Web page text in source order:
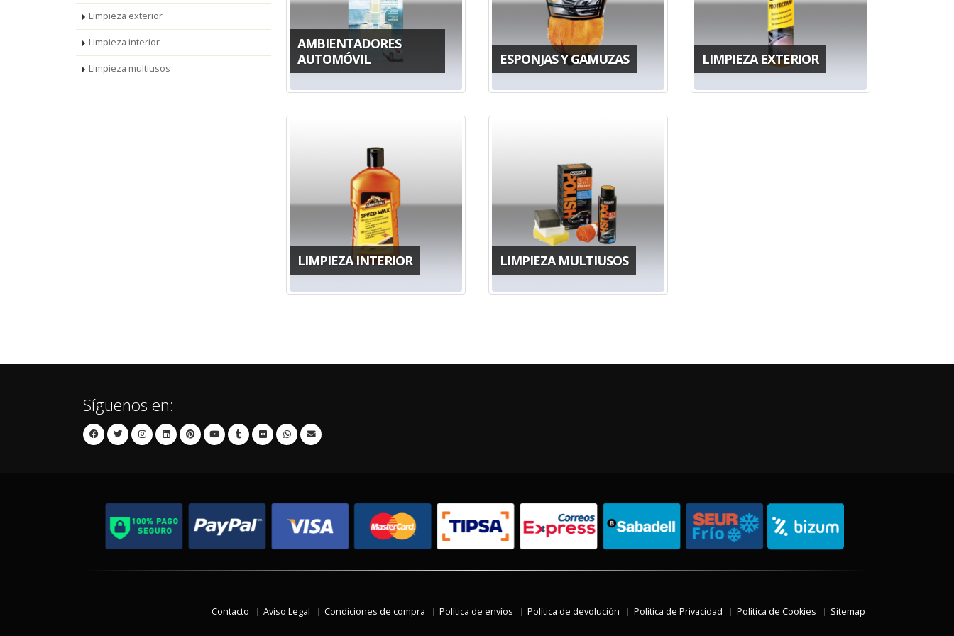
Limpieza exterior
Limpieza interior
Limpieza multiusos
AMBIENTADORES
AUTOMÓVIL
ESPONJAS Y GAMUZAS LIMPIEZA EXTERIOR
LIMPIEZA INTERIOR LIMPIEZA MULTIUSOS
Síguenos en:
Contacto Aviso Legal Condiciones de compra Política de envíos Política de devolución Política de Privacidad Política de Cookies Sitemap